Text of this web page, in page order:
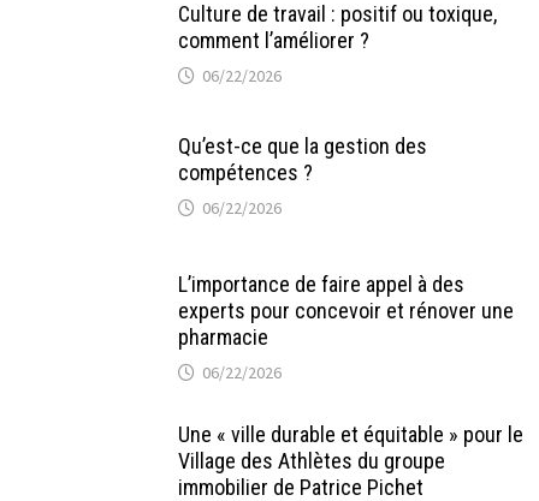
Culture de travail : positif ou toxique,
comment l’améliorer ?
06/22/2026
Qu’est-ce que la gestion des
compétences ?
06/22/2026
L’importance de faire appel à des
experts pour concevoir et rénover une
pharmacie
06/22/2026
Une « ville durable et équitable » pour le
Village des Athlètes du groupe
immobilier de Patrice Pichet